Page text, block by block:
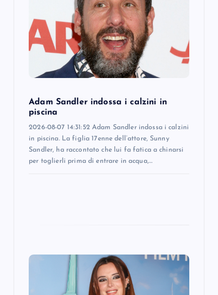
Adam Sandler indossa i calzini in
piscina
2026-08-07 14:31:52 Adam Sandler indossa i calzini
in piscina. La figlia 17enne dell’attore, Sunny
Sandler, ha raccontato che lui fa fatica a chinarsi
per toglierli prima di entrare in acqua,…